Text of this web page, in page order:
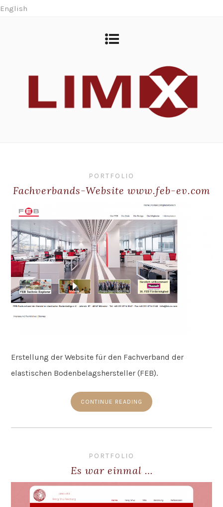
English
PORTFOLIO
Fachverbands-Website www.feb-ev.com
Erstellung der Website für den Fachverband der
elastischen Bodenbelagshersteller (FEB).
CONTINUE READING
PORTFOLIO
Es war einmal …